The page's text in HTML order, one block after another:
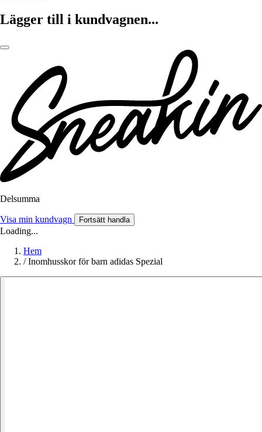
Lägger till i kundvagnen...
Delsumma
Visa min kundvagn Fortsätt handla
Loading...
Hem
/ Inomhusskor för barn adidas Spezial